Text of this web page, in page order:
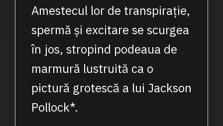
Amestecul lor de transpirație,
spermă și excitare se scurgea
în jos, stropind podeaua de
marmură lustruită ca o
pictură grotescă a lui Jackson
Pollock*.